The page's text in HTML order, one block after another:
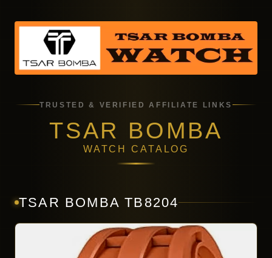
TRUSTED & VERIFIED AFFILIATE LINKS
TSAR BOMBA
WATCH CATALOG
TSAR BOMBA TB8204